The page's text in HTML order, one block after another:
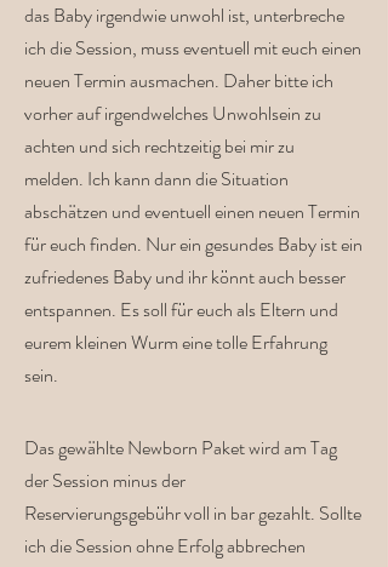
das Baby irgendwie unwohl ist, unterbreche
ich die Session, muss eventuell mit euch einen
neuen Termin ausmachen. Daher bitte ich
vorher auf irgendwelches Unwohlsein zu
achten und sich rechtzeitig bei mir zu
melden. Ich kann dann die Situation
abschätzen und eventuell einen neuen Termin
für euch finden. Nur ein gesundes Baby ist ein
zufriedenes Baby und ihr könnt auch besser
entspannen. Es soll für euch als Eltern und
eurem kleinen Wurm eine tolle Erfahrung
sein.
Das gewählte Newborn Paket wird am Tag
der Session minus der
Reservierungsgebühr voll in bar gezahlt. Sollte
ich die Session ohne Erfolg abbrechen